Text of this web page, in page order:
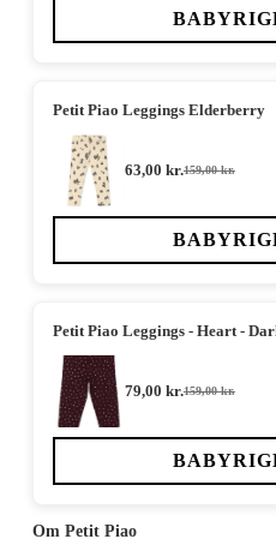
var:
er:
Petit Piao Leggings Elderberry
159,00kr.
Den
pris
var:
63,00 kr.Den
pris
er:
Petit Piao Leggings - Heart -
159,00kr.
Den
pris
var:
79,00 kr.Den
pris
er:
Om Petit Piao